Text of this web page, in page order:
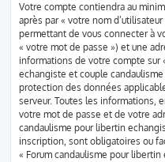
Votre compte contiendra au
après par « votre nom
permettant de vous connecter à
« votre mot de passe ») et une
informations de votre compte sur
echangiste et couple
protection des données
serveur. Toutes les informations,
votre mot de passe et de votre
candaulisme pour libertin
inscription, sont obligatoires ou
« Forum candaulisme pour